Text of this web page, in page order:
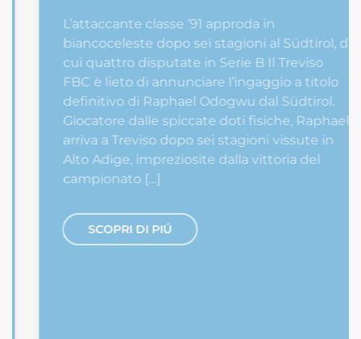
L’attaccante classe ’91 approda in
biancoceleste dopo sei stagioni al Südtirol, di
cui quattro disputate in Serie B Il Treviso
FBC è lieto di annunciare l’ingaggio a titolo
definitivo di Raphael Odogwu dal Südtirol.
Giocatore dalle spiccate doti fisiche, Raphael
arriva a Treviso dopo sei stagioni vissute in
Alto Adige, impreziosite dalla vittoria del
campionato […]
SCOPRI DI PIÚ